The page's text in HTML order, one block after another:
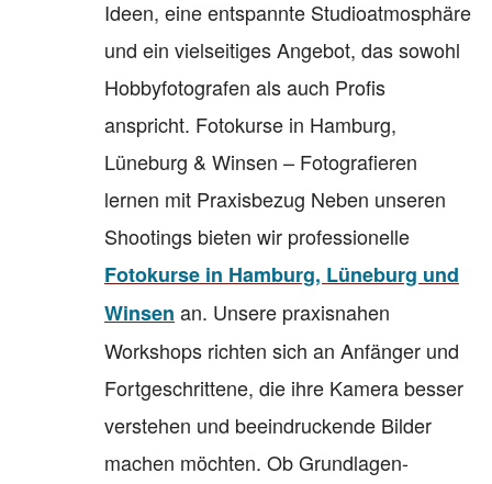
Ideen, eine entspannte Studioatmosphäre
und ein vielseitiges Angebot, das sowohl
Hobbyfotografen als auch Profis
anspricht. Fotokurse in Hamburg,
Lüneburg & Winsen – Fotografieren
lernen mit Praxisbezug Neben unseren
Shootings bieten wir professionelle
Fotokurse in Hamburg, Lüneburg und
Winsen an. Unsere praxisnahen
Workshops richten sich an Anfänger und
Fortgeschrittene, die ihre Kamera besser
verstehen und beeindruckende Bilder
machen möchten. Ob Grundlagen-